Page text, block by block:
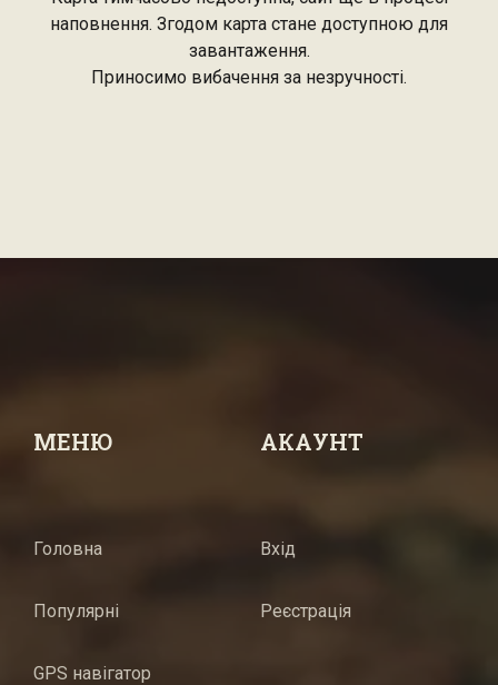
наповнення. Згодом карта стане доступною для
завантаження.
Приносимо вибачення за незручності.
МЕНЮ
Головна
Популярні
GPS навігатор
АКАУНТ
Вхід
Реєстрація